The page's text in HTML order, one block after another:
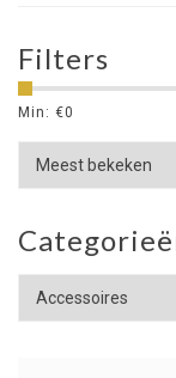
Filters
Min: €0